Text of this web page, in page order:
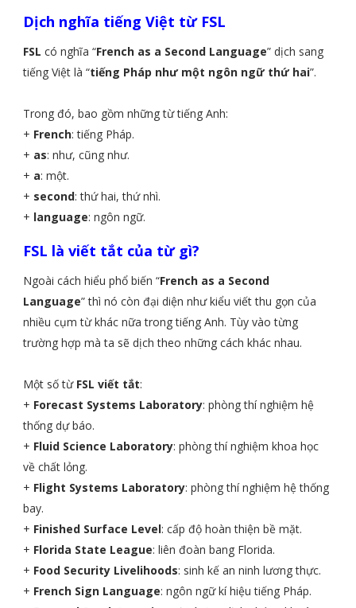
Dịch nghĩa tiếng Việt từ FSL
FSL có nghĩa “French as a Second Language” dịch sang
tiếng Việt là “tiếng Pháp như một ngôn ngữ thứ hai”.
Trong đó, bao gồm những từ tiếng Anh:
+ French: tiếng Pháp.
+ as: như, cũng như.
+ a: một.
+ second: thứ hai, thứ nhì.
+ language: ngôn ngữ.
FSL là viết tắt của từ gì?
Ngoài cách hiểu phổ biến “French as a Second
Language” thì nó còn đại diện như kiểu viết thu gọn của
nhiều cụm từ khác nữa trong tiếng Anh. Tùy vào từng
trường hợp mà ta sẽ dịch theo những cách khác nhau.
Một số từ FSL viết tắt:
+ Forecast Systems Laboratory: phòng thí nghiệm hệ
thống dự báo.
+ Fluid Science Laboratory: phòng thí nghiệm khoa học
về chất lỏng.
+ Flight Systems Laboratory: phòng thí nghiệm hệ thống
bay.
+ Finished Surface Level: cấp độ hoàn thiện bề mặt.
+ Florida State League: liên đoàn bang Florida.
+ Food Security Livelihoods: sinh kế an ninh lương thực.
+ French Sign Language: ngôn ngữ kí hiệu tiếng Pháp.